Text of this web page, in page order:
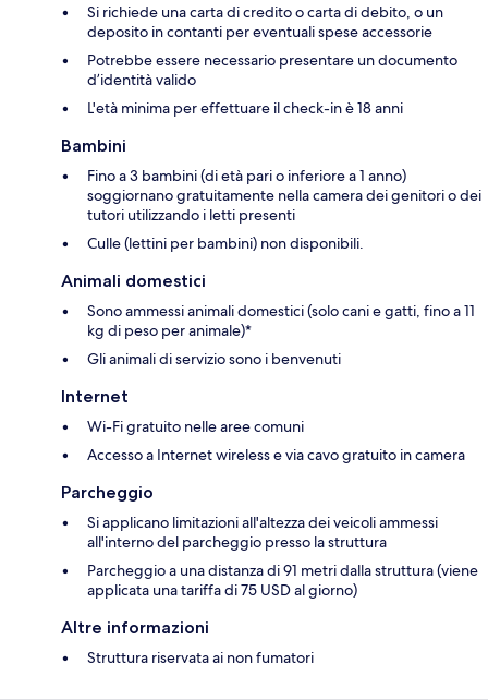
Si richiede una carta di credito o carta di debito, o un
deposito in contanti per eventuali spese accessorie
Potrebbe essere necessario presentare un documento
d’identità valido
L'età minima per effettuare il check-in è 18 anni
Bambini
Fino a 3 bambini (di età pari o inferiore a 1 anno)
soggiornano gratuitamente nella camera dei genitori o dei
tutori utilizzando i letti presenti
Culle (lettini per bambini) non disponibili.
Animali domestici
Sono ammessi animali domestici (solo cani e gatti, fino a 11
kg di peso per animale)*
Gli animali di servizio sono i benvenuti
Internet
Wi-Fi gratuito nelle aree comuni
Accesso a Internet wireless e via cavo gratuito in camera
Parcheggio
Si applicano limitazioni all'altezza dei veicoli ammessi
all'interno del parcheggio presso la struttura
Parcheggio a una distanza di 91 metri dalla struttura (viene
applicata una tariffa di 75 USD al giorno)
Altre informazioni
Struttura riservata ai non fumatori